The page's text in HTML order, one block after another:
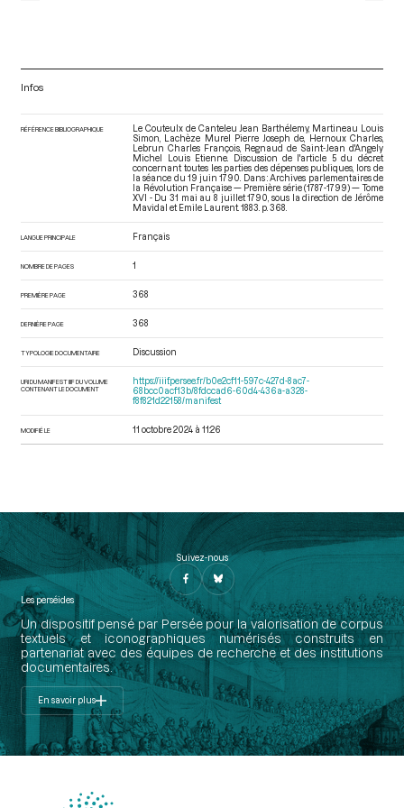
Infos
RÉFÉRENCE BIBLIOGRAPHIQUE
Le Couteulx de Canteleu Jean Barthélemy, Martineau Louis
Simon, Lachèze Murel Pierre Joseph de, Hernoux Charles,
Lebrun Charles François, Regnaud de Saint-Jean d'Angely
Michel Louis Etienne. Discussion de l'article 5 du décret
concernant toutes les parties des dépenses publiques, lors de
la séance du 19 juin 1790. Dans : Archives parlementaires de
la Révolution Française — Première série (1787-1799) — Tome
XVI - Du 31 mai au 8 juillet 1790 , sous la direction de Jérôme
Mavidal et Emile Laurent. 1883. p. 368.
LANGUE PRINCIPALE Français
NOMBRE DE PAGES 1
PREMIÈRE PAGE 368
DERNIÈRE PAGE 368
TYPOLOGIE DOCUMENTAIRE Discussion
URI DU MANIFEST IIIF DU VOLUME
CONTENANT LE DOCUMENT
https://iiif.persee.fr/b0e2cf11-597c-427d-8ac7-
68bcc0acf13b/8fdccad6-60d4-436a-a328-
f8f821d22158/manifest
MODIFIÉ LE 11 octobre 2024 à 11:26
Suivez-nous
Les perséides
Un dispositif pensé par Persée pour la valorisation de corpus
textuels et iconographiques numérisés construits en
partenariat avec des équipes de recherche et des institutions
documentaires.
En savoir plus